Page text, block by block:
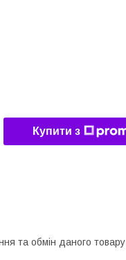
Купити з
та обмін даного товару